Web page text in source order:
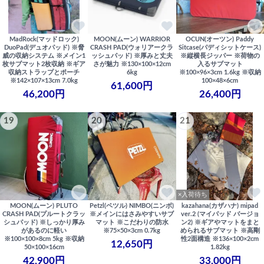
MadRock(マッドロック)
DuoPad(デュオパッド) ※脅
威の収納システム ※メイン1
枚サブマット2枚収納 ※ギア
収納ストラップとポーチ
※142×107×13cm 7.0kg
46,200円
MOON(ムーン) WARRIOR
CRASH PAD(ウォリアークラ
ッシュパッド) ※厚みと丈夫
さが魅力 ※130×100×12cm
6kg
61,600円
OCUN(オーツン) Paddy
Sitcase(パディシットケース)
※縦横長ジッパー ※荷物の
入るサブマット
※100×96×3cm 1.6kg ※収納
100×48×6cm
26,400円
19
MOON(ムーン) PLUTO
CRASH PAD(プルートクラッ
シュパッド) ※しっかり厚み
があるのに軽い
※100×100×8cm 5kg ※収納
50×100×16cm
42,900円
20
Petzl(ペツル) NIMBO(ニンボ)
※メインにはさみやすいサブ
マット ※こだわりの防水
※75×50×3cm 0.7kg
12,650円
21
×入荷待ち
kazahana(カザハナ) mipad
ver.2 (マイパッド バージョ
ン2) ※ギアやマットをまと
められるサブマット ※高剛
性2面構造 ※136×100×2cm
1.82kg
33,000円